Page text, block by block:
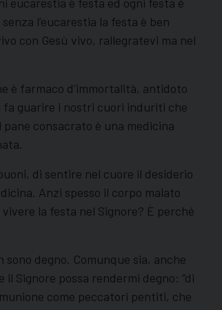
l’eucarestia la festa è ben
con Gesù vivo, rallegratevi ma nel
è farmaco d’immortalità, antidoto
fa guarire i nostri cuori induriti che
consacrato è una medicina
di sentire nel cuore il desiderio
Anzi spesso il corpo malato
la festa nel Signore? È perché
degno. Comunque sia, anche
Signore possa rendermi degno: “di
come peccatori pentiti, che